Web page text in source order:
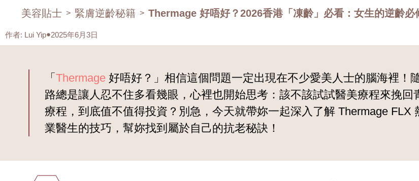
美容貼士 > 緊膚逆齡秘籍 > Thermage 好唔好？2026香港「凍齡」必看：女生的逆齡
作者: Lui Yip 2025年6月3日
「 Thermage 好唔好？」相信這個問題一定出現在不少愛美人士的腦海裡！
路總是讓人忍不住多看幾眼，心裡也開始思考：該不該試試醫美療程來挽
療程，到底值不值得投資？別急，今天就帶妳一起深入了解 Thermage
業醫生的技巧，幫妳找到屬於自己的抗老秘訣！